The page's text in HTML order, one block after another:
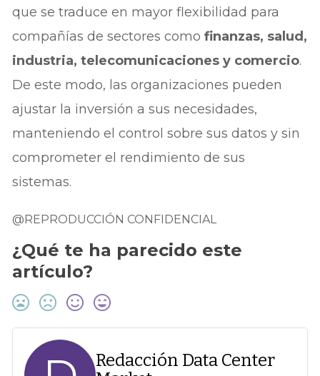
que se traduce en mayor flexibilidad para
compañías de sectores como finanzas, salud,
industria, telecomunicaciones y comercio.
De este modo, las organizaciones pueden
ajustar la inversión a sus necesidades,
manteniendo el control sobre sus datos y sin
comprometer el rendimiento de sus
sistemas.
@REPRODUCCIÓN CONFIDENCIAL
¿Qué te ha parecido este
artículo?
Redacción Data Center